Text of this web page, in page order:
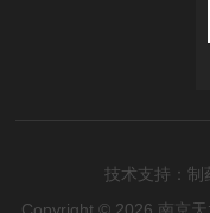
技术支持： 制